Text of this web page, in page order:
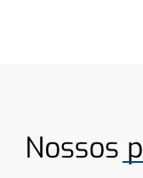
Nossos